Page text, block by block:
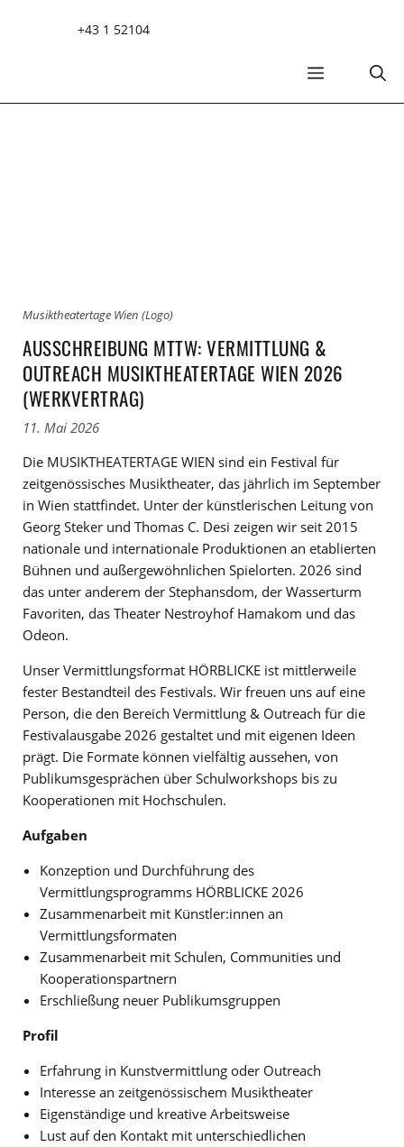
+43 1 52104
MENÜ
Musiktheatertage Wien (Logo)
AUSSCHREIBUNG MTTW: VERMITTLUNG &
OUTREACH MUSIKTHEATERTAGE WIEN 2026
(WERKVERTRAG)
11. Mai 2026
Die MUSIKTHEATERTAGE WIEN sind ein Festival für
zeitgenössisches Musiktheater, das jährlich im September
in Wien stattfindet. Unter der künstlerischen Leitung von
Georg Steker und Thomas C. Desi zeigen wir seit 2015
nationale und internationale Produktionen an etablierten
Bühnen und außergewöhnlichen Spielorten. 2026 sind
das unter anderem der Stephansdom, der Wasserturm
Favoriten, das Theater Nestroyhof Hamakom und das
Odeon.
Unser Vermittlungsformat HÖRBLICKE ist mittlerweile
fester Bestandteil des Festivals. Wir freuen uns auf eine
Person, die den Bereich Vermittlung & Outreach für die
Festivalausgabe 2026 gestaltet und mit eigenen Ideen
prägt. Die Formate können vielfältig aussehen, von
Publikumsgesprächen über Schulworkshops bis zu
Kooperationen mit Hochschulen.
Aufgaben
Konzeption und Durchführung des
Vermittlungsprogramms HÖRBLICKE 2026
Zusammenarbeit mit Künstler:innen an
Vermittlungsformaten
Zusammenarbeit mit Schulen, Communities und
Kooperationspartnern
Erschließung neuer Publikumsgruppen
Profil
Erfahrung in Kunstvermittlung oder Outreach
Interesse an zeitgenössischem Musiktheater
Eigenständige und kreative Arbeitsweise
Lust auf den Kontakt mit unterschiedlichen